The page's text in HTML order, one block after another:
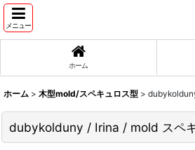
メニュー
ホーム
ホーム > 木型mold/スペキュロス型 >
dubykolduny / Irina / mold スペ